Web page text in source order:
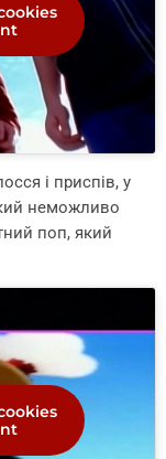
і приспів, у
неможливо
поп, який